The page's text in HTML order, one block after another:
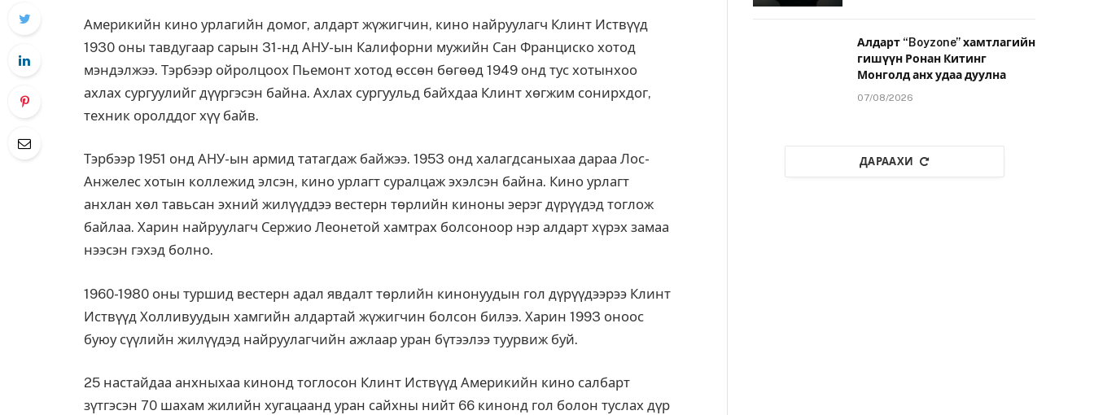
Америкийн кино урлагийн домог, алдарт жүжигчин, кино найруулагч Клинт Иствүүд
1930 оны тавдугаар сарын 31-нд АНУ-ын Калифорни мужийн Сан Франциско хотод
мэндэлжээ. Тэрбээр ойролцоох Пьемонт хотод өссөн бөгөөд 1949 онд тус хотынхоо
ахлах сургуулийг дүүргэсэн байна. Ахлах сургуульд байхдаа Клинт хөгжим сонирхдог,
техник оролддог хүү байв.
Тэрбээр 1951 онд АНУ-ын армид татагдаж байжээ. 1953 онд халагдсаныхаа дараа Лос-
Анжелес хотын коллежид элсэн, кино урлагт суралцаж эхэлсэн байна. Кино урлагт
анхлан хөл тавьсан эхний жилүүддээ вестерн төрлийн киноны эерэг дүрүүдэд тоглож
байлаа. Харин найруулагч Сержио Леонетой хамтрах болсоноор нэр алдарт хүрэх замаа
нээсэн гэхэд болно.
1960-1980 оны туршид вестерн адал явдалт төрлийн кинонуудын гол дүрүүдээрээ Клинт
Иствүүд Холливуудын хамгийн алдартай жүжигчин болсон билээ. Харин 1993 оноос
буюу сүүлийн жилүүдэд найруулагчийн ажлаар уран бүтээлээ туурвиж буй.
25 настайдаа анхныхаа кинонд тоглосон Клинт Иствүүд Америкийн кино салбарт
зүтгэсэн 70 шахам жилийн хугацаанд уран сайхны нийт 66 кинонд гол болон туслах дүр
Алдарт “Boyzone” хамтлагийн
гишүүн Ронан Китинг
Монголд анх удаа дуулна
07/08/2026
ДАРААХИ